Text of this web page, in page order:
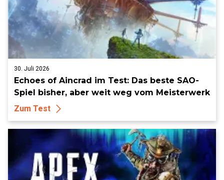
30. Juli 2026
Echoes of Aincrad im Test: Das beste SAO-
Spiel bisher, aber weit weg vom Meisterwerk
Zum Test